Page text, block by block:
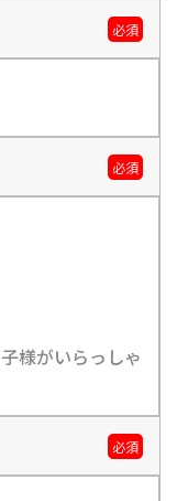
必須
必須
様がいらっしゃ
必須